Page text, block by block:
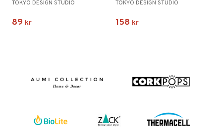
TOKYO DESIGN STUDIO
89 kr
TOKYO DESIGN STUDIO
158 kr